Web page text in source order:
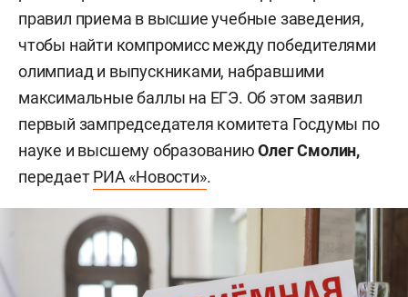
правил приема в высшие учебные заведения,
чтобы найти компромисс между победителями
олимпиад и выпускниками, набравшими
максимальные баллы на ЕГЭ. Об этом заявил
первый зампредседателя комитета Госдумы по
науке и высшему образованиюОлег Смолин,
передаетРИА «Новости».